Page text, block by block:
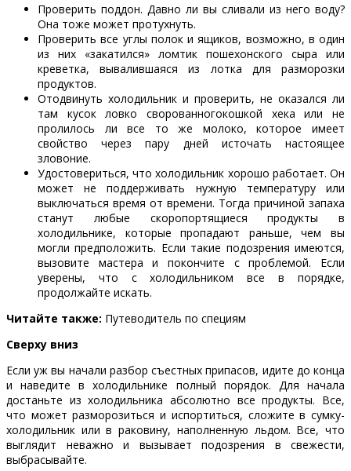
Проверить поддон. Давно ли вы сливали из него воду?
Она тоже может протухнуть.
Проверить все углы полок и ящиков, возможно, в один
из них «закатился» ломтик пошехонского сыра или
креветка, вывалившаяся из лотка для разморозки
продуктов.
Отодвинуть холодильник и проверить, не оказался ли
там кусок ловко сворованногокошкой хека или не
пролилось ли все то же молоко, которое имеет
свойство через пару дней источать настоящее
зловоние.
Удостовериться, что холодильник хорошо работает. Он
может не поддерживать нужную температуру или
выключаться время от времени. Тогда причиной запаха
станут любые скоропортящиеся продукты в
холодильнике, которые пропадают раньше, чем вы
могли предположить. Если такие подозрения имеются,
вызовите мастера и покончите с проблемой. Если
уверены, что с холодильником все в порядке,
продолжайте искать.
Читайте также: Путеводитель по специям
Сверху вниз
Если уж вы начали разбор съестных припасов, идите до конца
и наведите в холодильнике полный порядок. Для начала
достаньте из холодильника абсолютно все продукты. Все,
что может разморозиться и испортиться, сложите в сумку-
холодильник или в раковину, наполненную льдом. Все, что
выглядит неважно и вызывает подозрения в свежести,
выбрасывайте.